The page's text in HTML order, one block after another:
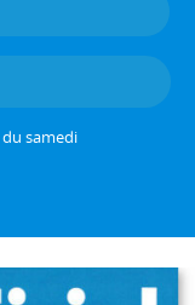
du samedi